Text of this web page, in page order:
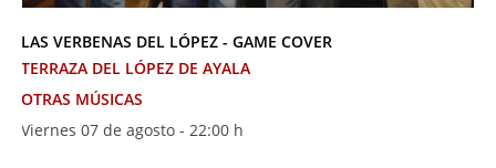
LAS VERBENAS DEL LÓPEZ - GAME COVER
TERRAZA DEL LÓPEZ DE AYALA
OTRAS MÚSICAS
Viernes 07 de agosto - 22:00 h